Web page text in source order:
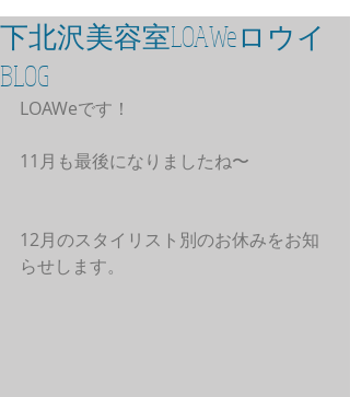
下北沢美容室LOAWeロウイ
BLOG
LOAWeです！
11月も最後になりましたね〜
12月のスタイリスト別のお休みをお知
らせします。